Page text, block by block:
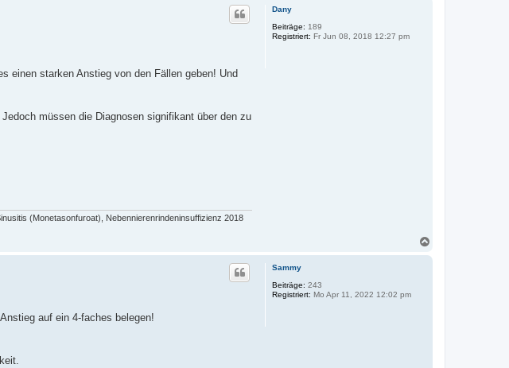
Dany
Beiträge: 189
Registriert: Fr Jun 08, 2018 12:27 pm
einen starken Anstieg von den Fällen geben! Und
müssen die Diagnosen signifikant über den zu
(Monetasonfuroat), Nebennierenrindeninsuffizienz 2018
Sammy
Beiträge: 243
Registriert: Mo Apr 11, 2022 12:02 pm
auf ein 4-faches belegen!